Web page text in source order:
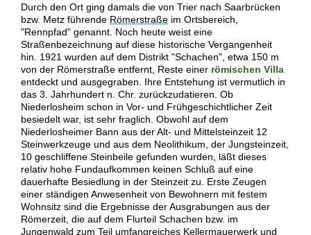
Durch den Ort ging damals die von Trier nach Saarbrücken
bzw. Metz führende Römerstraße im Ortsbereich,
"Rennpfad" genannt. Noch heute weist eine
Straßenbezeichnung auf diese historische Vergangenheit
hin. 1921 wurden auf dem Distrikt "Schachen", etwa 150 m
von der Römerstraße entfernt, Reste einer römischen Villa
entdeckt und ausgegraben. Ihre Entstehung ist vermutlich in
das 3. Jahrhundert n. Chr. zurückzudatieren. Ob
Niederlosheim schon in Vor- und Frühgeschichtlicher Zeit
besiedelt war, ist sehr fraglich. Obwohl auf dem
Niederlosheimer Bann aus der Alt- und Mittelsteinzeit 12
Steinwerkzeuge und aus dem Neolithikum, der Jungsteinzeit,
10 geschliffene Steinbeile gefunden wurden, läßt dieses
relativ hohe Fundaufkommen keinen Schluß auf eine
dauerhafte Besiedlung in der Steinzeit zu. Erste Zeugen
einer ständigen Anwesenheit von Bewohnern mit festem
Wohnsitz sind die Ergebnisse der Ausgrabungen aus der
Römerzeit, die auf dem Flurteil Schachen bzw. im
Jungenwald zum Teil umfangreiches Kellermauerwerk und